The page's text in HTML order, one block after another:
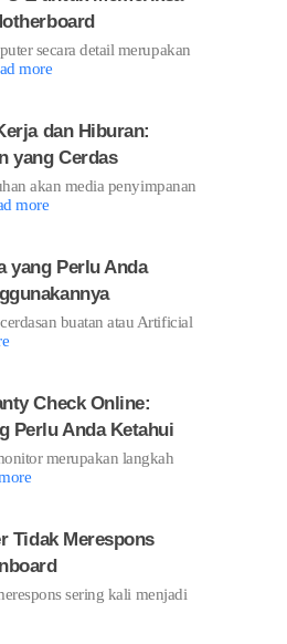
secara detail merupakan
more
dan Hiburan:
yang Cerdas
akan media penyimpanan
more
yang Perlu Anda
buatan atau Artificial
Check Online:
Perlu Anda Ketahui
merupakan langkah
Tidak Merespons
sering kali menjadi